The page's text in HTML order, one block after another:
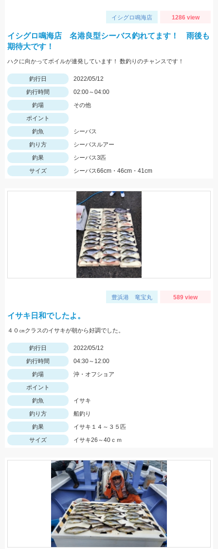
イシグロ鳴海店 1286 view
イシグロ鳴海店 名港良型シーバス釣れてます！ 雨後も
期待大です！
ハクに向かってボイルが連発しています！ 数釣りのチャンスです！
釣行日
2022/05/12
釣行時間
02:00～04:00
釣場
その他
ポイント
釣魚
シーバス
釣り方
シーバスルアー
釣果
シーバス3匹
サイズ
シーバス66cm・46cm・41cm
豊浜港 竜宝丸 589 view
イサキ日和でしたよ。
４０㎝クラスのイサキが朝から好調でした。
釣行日
2022/05/12
釣行時間
04:30～12:00
釣場
沖・オフショア
ポイント
釣魚
イサキ
釣り方
船釣り
釣果
イサキ１４～３５匹
サイズ
イサキ26～40ｃｍ